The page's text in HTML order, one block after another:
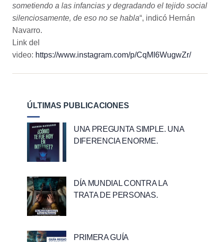
sometiendo a las infancias y degradando el tejido social
silenciosamente, de eso no se habla“, indicó Hernán
Navarro.
Link del
video: https://www.instagram.com/p/CqMI6WugwZr/
ÚLTIMAS PUBLICACIONES
UNA PREGUNTA SIMPLE. UNA
DIFERENCIA ENORME.
DÍA MUNDIAL CONTRA LA
TRATA DE PERSONAS.
PRIMERA GUÍA